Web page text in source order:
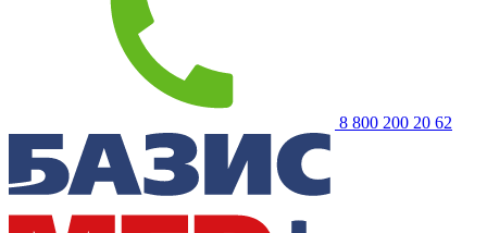
8 800 200 20 62